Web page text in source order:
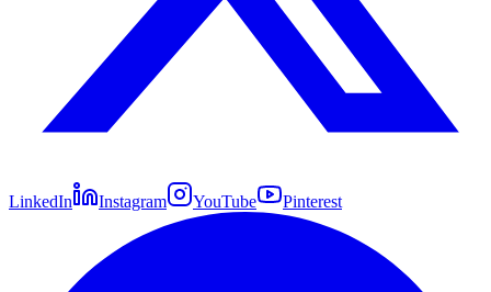
LinkedIn Instagram YouTube Pinterest